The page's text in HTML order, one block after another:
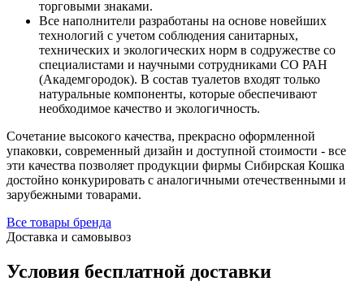
торговыми знаками.
Все наполнители разработаны на основе новейших
технологий с учетом соблюдения санитарных,
технических и экологических норм в содружестве со
специалистами и научными сотрудниками СО РАН
(Академгородок). В состав туалетов входят только
натуральные компоненты, которые обеспечивают
необходимое качество и экологичность.
Сочетание высокого качества, прекрасно оформленной
упаковки, современный дизайн и доступной стоимости - все
эти качества позволяет продукции фирмы Сибирская Кошка
достойно конкурировать с аналогичными отечественными и
зарубежными товарами.
Все товары бренда
Доставка и самовывоз
Условия бесплатной доставки